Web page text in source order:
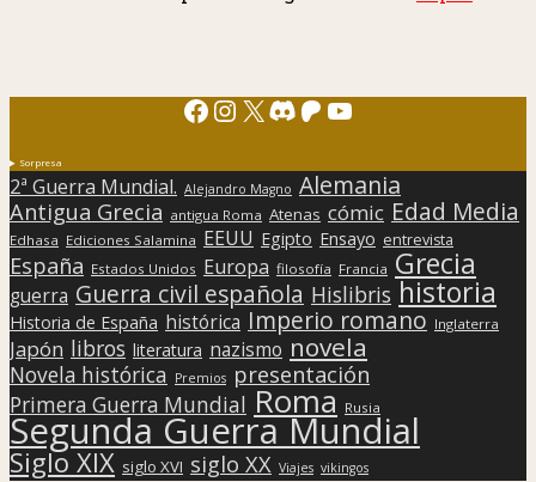
Facebook
Instagram
X Discord
Patreon
YouTube
Sorpresa
2ª Guerra Mundial. Alejandro Magno Alemania
Antigua Grecia antigua Roma Atenas cómic Edad Media
Edhasa Ediciones Salamina EEUU Egipto Ensayo entrevista
España Estados Unidos Europa filosofía Francia Grecia
guerra Guerra civil española Hislibris historia
Historia de España histórica Imperio romano Inglaterra
Japón libros literatura nazismo novela
Novela histórica Premios presentación
Primera Guerra Mundial Roma Rusia
Segunda Guerra Mundial
Siglo XIX siglo XVI siglo XX Viajes vikingos